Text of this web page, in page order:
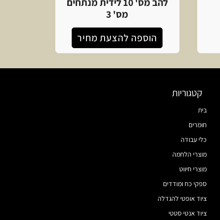
להב מס' 10 לידית מנתחים
מס' 3
הוספה להצעת מחיר
קטגוריות
בית
חומרים
כלי עבודה
מוצרי הלחמה
מוצרי חיווט
ספקי כח ומודדים
ציוד אופטי להגדלה
ציוד אנטי סטטי